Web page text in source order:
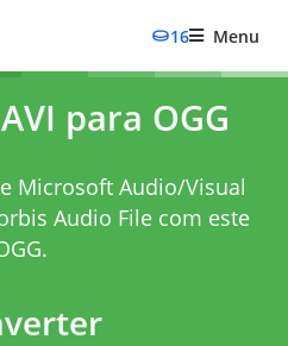
16 Menu
para OGG
Microsoft Audio/Visual
Audio File com este
.